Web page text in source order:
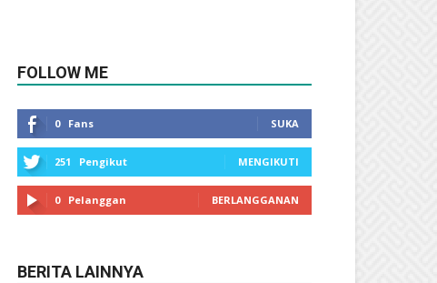
FOLLOW ME
0 Fans SUKA
251 Pengikut MENGIKUTI
0 Pelanggan BERLANGGANAN
BERITA LAINNYA